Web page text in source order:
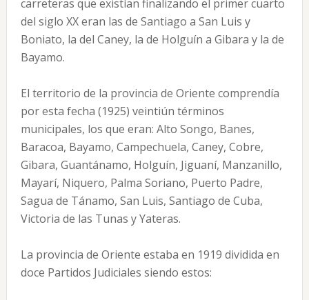
carreteras que existían finalizando el primer cuarto
del siglo XX eran las de Santiago a San Luis y
Boniato, la del Caney, la de Holguín a Gibara y la de
Bayamo.
El territorio de la provincia de Oriente comprendía
por esta fecha (1925) veintiún términos
municipales, los que eran: Alto Songo, Banes,
Baracoa, Bayamo, Campechuela, Caney, Cobre,
Gibara, Guantánamo, Holguín, Jiguaní, Manzanillo,
Mayarí, Niquero, Palma So­riano, Puerto Padre,
Sagua de Tánamo, San Luis, Santiago de Cuba,
Victoria de las Tunas y Yateras.
La provincia de Oriente estaba en 1919 dividida en
doce Partidos Judiciales siendo estos: